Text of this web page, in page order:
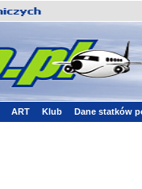
ART Klub Dane statków